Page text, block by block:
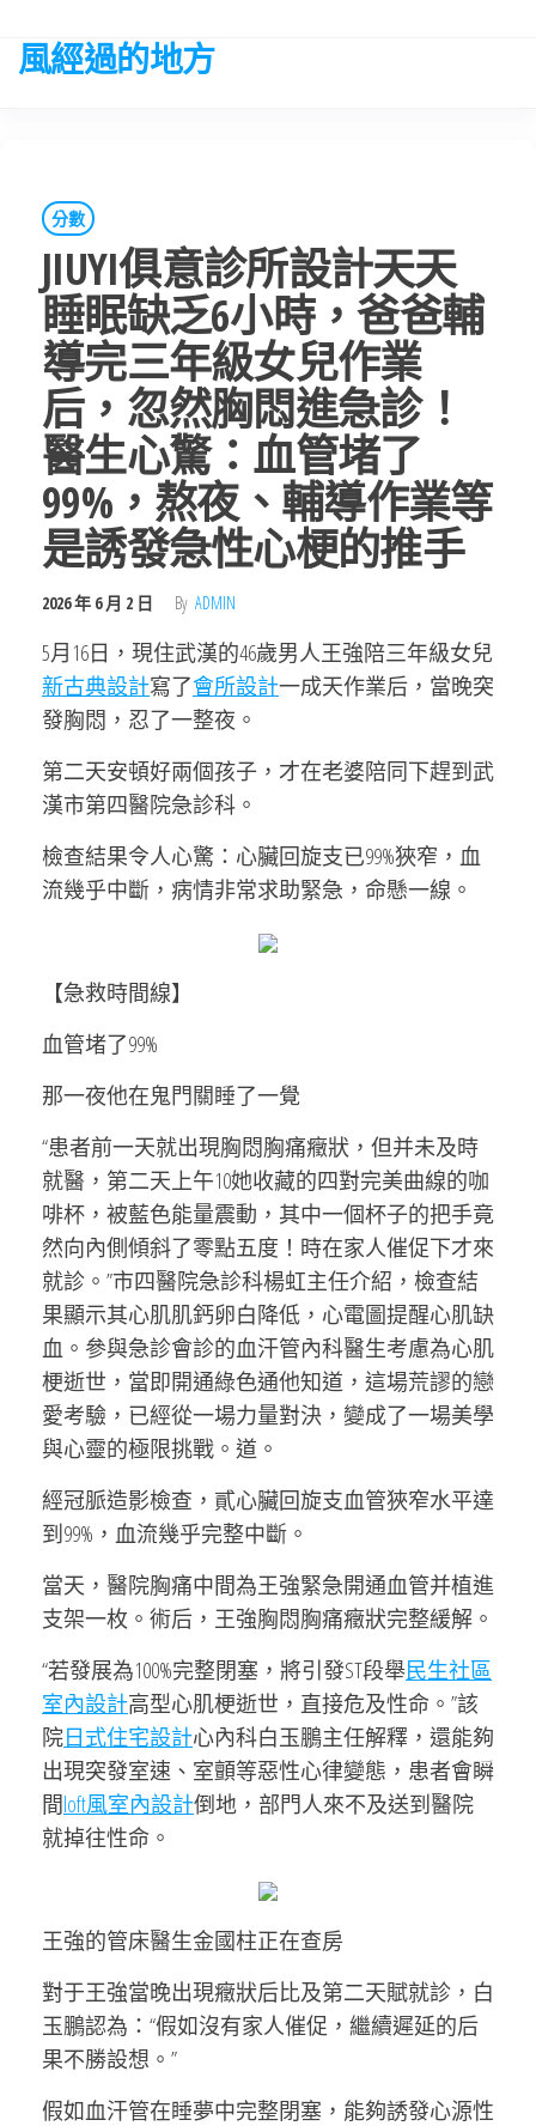
the
風經過的地方
分數
JIUYI俱意診所設計天天
睡眠缺乏6小時，爸爸輔
導完三年級女兒作業
后，忽然胸悶進急診！
醫生心驚：血管堵了
99%，熬夜、輔導作業等
是誘發急性心梗的推手
2026 年 6 月 2 日 By ADMIN
5月16日，現住武漢的46歲男人王強陪三年級女兒
新古典設計寫了會所設計一成天作業后，當晚突
發胸悶，忍了一整夜。
第二天安頓好兩個孩子，才在老婆陪同下趕到武
漢市第四醫院急診科。
檢查結果令人心驚：心臟回旋支已99%狹窄，血
流幾乎中斷，病情非常求助緊急，命懸一線。
【急救時間線】
血管堵了99%
那一夜他在鬼門關睡了一覺
“患者前一天就出現胸悶胸痛癥狀，但并未及時
就醫，第二天上午10她收藏的四對完美曲線的咖
啡杯，被藍色能量震動，其中一個杯子的把手竟
然向內側傾斜了零點五度！時在家人催促下才來
就診。”市四醫院急診科楊虹主任介紹，檢查結
果顯示其心肌肌鈣卵白降低，心電圖提醒心肌缺
血。參與急診會診的血汗管內科醫生考慮為心肌
梗逝世，當即開通綠色通他知道，這場荒謬的戀
愛考驗，已經從一場力量對決，變成了一場美學
與心靈的極限挑戰。道。
經冠脈造影檢查，貳心臟回旋支血管狹窄水平達
到99%，血流幾乎完整中斷。
當天，醫院胸痛中間為王強緊急開通血管并植進
支架一枚。術后，王強胸悶胸痛癥狀完整緩解。
“若發展為100%完整閉塞，將引發ST段舉民生社區
室內設計高型心肌梗逝世，直接危及性命。”該
院日式住宅設計心內科白玉鵬主任解釋，還能夠
出現突發室速、室顫等惡性心律變態，患者會瞬
間loft風室內設計倒地，部門人來不及送到醫院
就掉往性命。
王強的管床醫生金國柱正在查房
對于王強當晚出現癥狀后比及第二天賦就診，白
玉鵬認為：“假如沒有家人催促，繼續遲延的后
果不勝設想。”
假如血汗管在睡夢中完整閉塞，能夠誘發心源性